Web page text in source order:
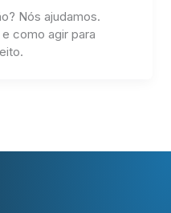
Nós ajudamos.
como agir para